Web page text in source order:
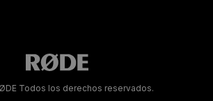
Todos los derechos reservados.